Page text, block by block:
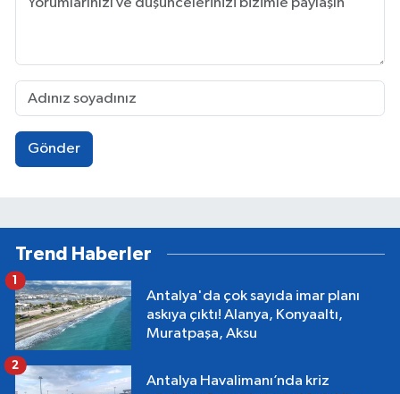
Gönder
Trend Haberler
Antalya'da çok sayıda imar planı
askıya çıktı! Alanya, Konyaaltı,
Muratpaşa, Aksu
1
Antalya Havalimanı’nda kriz
2